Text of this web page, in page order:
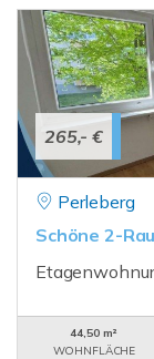
265,- €
Perleberg
Schöne 2-
44,50 m²
WOHNFLÄCHE